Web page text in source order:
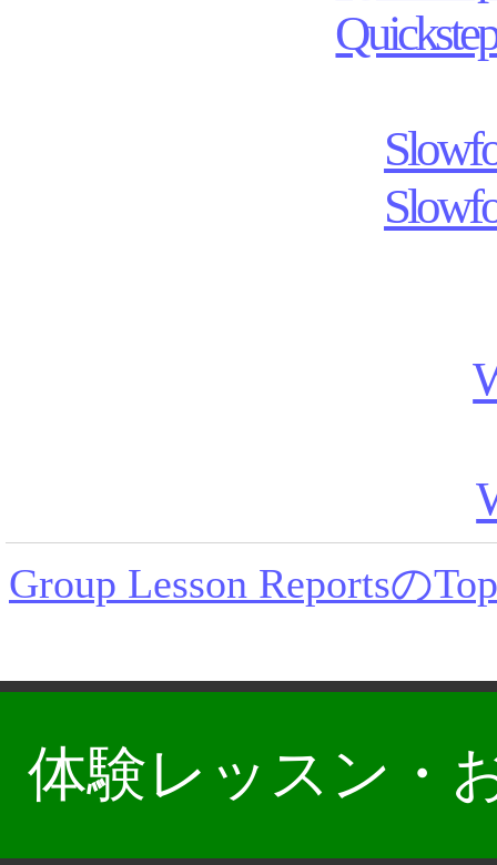
Group Lesson Reportsの
体験レッスン・